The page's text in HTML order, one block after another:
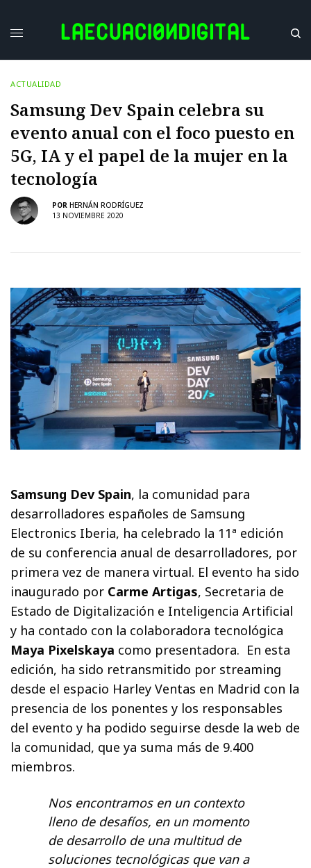
ACTUALIDAD
Samsung Dev Spain celebra su
evento anual con el foco puesto en
5G, IA y el papel de la mujer en la
tecnología
POR HERNÁN RODRÍGUEZ
13 NOVIEMBRE 2020
Samsung Dev Spain, la comunidad para
desarrolladores españoles de Samsung
Electronics Iberia, ha celebrado la 11ª edición
de su conferencia anual de desarrolladores, por
primera vez de manera virtual. El evento ha sido
inaugurado por Carme Artigas, Secretaria de
Estado de Digitalización e Inteligencia Artificial
y ha contado con la colaboradora tecnológica
Maya Pixelskaya como presentadora. En esta
edición, ha sido retransmitido por streaming
desde el espacio Harley Ventas en Madrid con la
presencia de los ponentes y los responsables
del evento y ha podido seguirse desde la web de
la comunidad, que ya suma más de 9.400
miembros.
Nos encontramos en un contexto
lleno de desafíos, en un momento
de desarrollo de una multitud de
soluciones tecnológicas que van a